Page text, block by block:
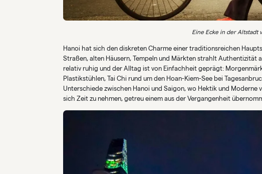
Eine Ecke in der Altstadt
Hanoi hat sich den diskreten Charme einer traditionsreichen
Straßen, alten Häusern, Tempeln und Märkten strahlt Authentizität
relativ ruhig und der Alltag ist von Einfachheit geprägt:
Plastikstühlen, Tai Chi rund um den Hoan-Kiem-See bei
Unterschiede zwischen Hanoi und Saigon, wo Hektik und Moderne
sich Zeit zu nehmen, getreu einem aus der Vergangenheit